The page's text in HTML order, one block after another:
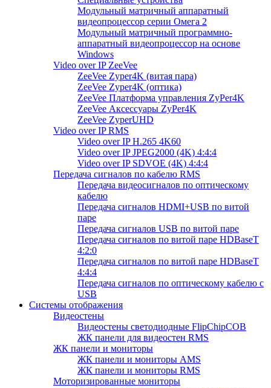
Модульный матричный аппаратный
видеопроцессор серии Омега 2
Модульный матричный программно-
аппаратный видеопроцессор на основе
Windows
Video over IP ZeeVee
ZeeVee Zyper4K (витая пара)
ZeeVee Zyper4K (оптика)
ZeeVee Платформа управления ZyPer4K
ZeeVee Аксессуары ZyPer4K
ZeeVee ZyperUHD
Video over IP RMS
Video over IP H.265 4K60
Video over IP JPEG2000 (4K) 4:4:4
Video over IP SDVOE (4K) 4:4:4
Передача сигналов по кабелю RMS
Передача видеосигналов по оптическому
кабелю
Передача сигналов HDMI+USB по витой
паре
Передача сигналов USB по витой паре
Передача сигналов по витой паре HDBaseT
4:2:0
Передача сигналов по витой паре HDBaseT
4:4:4
Передача сигналов по оптическому кабелю с
USB
Системы отображения
Видеостены
Видеостены светодиодные FlipChipCOB
ЖК панели для видеостен RMS
ЖК панели и мониторы
ЖК панели и мониторы AMS
ЖК панели и мониторы RMS
Моторизированные мониторы